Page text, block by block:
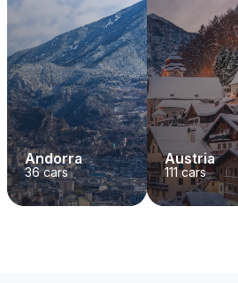
Andorra
36cars
Austria
111cars